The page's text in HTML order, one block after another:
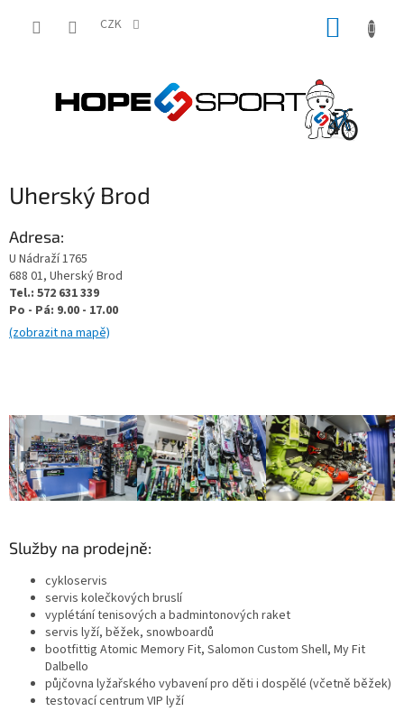
CZK
Uherský Brod
Adresa:
U Nádraží 1765
688 01, Uherský Brod
Tel.: 572 631 339
Po - Pá: 9.00 - 17.00
(zobrazit na mapě)
Služby na prodejně:
cykloservis
servis kolečkových bruslí
vyplétání tenisových a badmintonových raket
servis lyží, běžek, snowboardů
bootfittig Atomic Memory Fit, Salomon Custom Shell, My Fit
Dalbello
půjčovna lyžařského vybavení pro děti i dospělé (včetně běžek)
testovací centrum VIP lyží